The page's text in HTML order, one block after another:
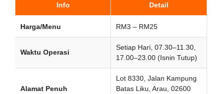
Info Detail
Harga/Menu RM3 – RM25
Waktu Operasi
Setiap Hari, 07.30–11.30,
17.00–23.00 (Isnin Tutup)
Alamat Penuh
Lot 8330, Jalan Kampung
Batas Liku, Arau, 02600